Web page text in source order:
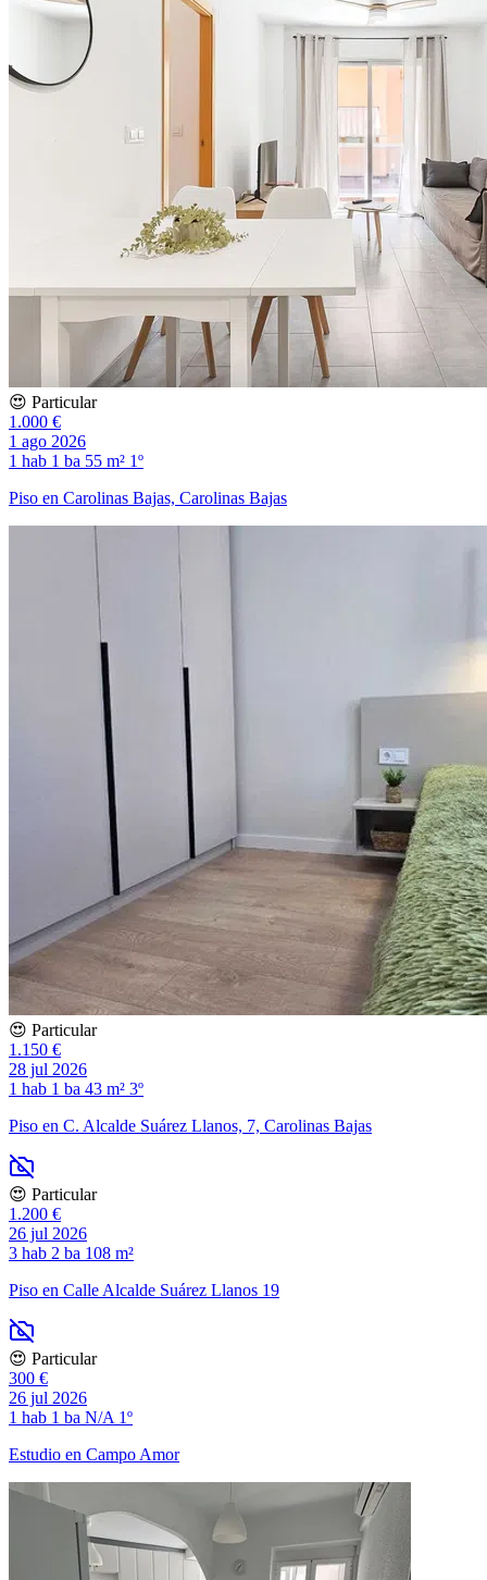
😍 Particular
1.000 €
1 ago 2026
1 hab 1 ba 55 m² 1º
Piso en Carolinas Bajas, Carolinas Bajas
😍 Particular
1.150 €
28 jul 2026
1 hab 1 ba 43 m² 3º
Piso en C. Alcalde Suárez Llanos, 7, Carolinas Bajas
😍 Particular
1.200 €
26 jul 2026
3 hab 2 ba 108 m²
Piso en Calle Alcalde Suárez Llanos 19
😍 Particular
300 €
26 jul 2026
1 hab 1 ba N/A 1º
Estudio en Campo Amor